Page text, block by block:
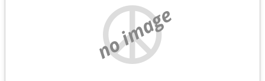
no image